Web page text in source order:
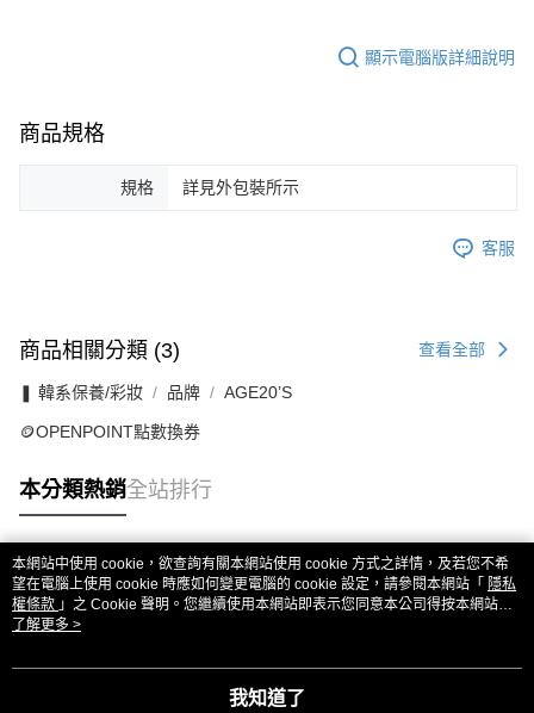
顯示電腦版詳細說明
商品規格
規格 詳見外包裝所示
客服
商品相關分類 (3) 查看全部
❚ 韓系保養/彩妝 品牌 AGE20’S
🪙OPENPOINT點數換券
本分類熱銷全站排行
熱門標籤
本網站中使用 cookie，欲查詢有關本網站使用 cookie 方式之詳情，及若您不希
望在電腦上使用 cookie 時應如何變更電腦的 cookie 設定，請參閱本網站「 隱私
權條款 」之 Cookie 聲明。您繼續使用本網站即表示您同意本公司得按本網站使
用條款之 Cookie 聲明使用 cookie。
了解更多 >
我知道了